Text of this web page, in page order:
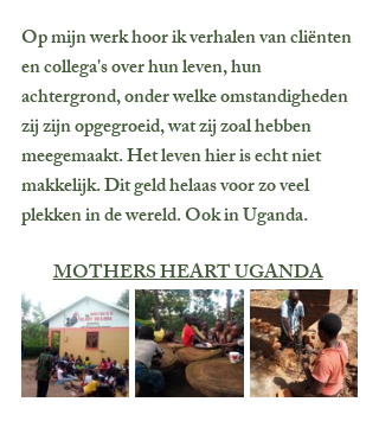
Op mijn werk hoor ik verhalen van cliënten
en collega's over hun leven, hun
achtergrond, onder welke omstandigheden
zij zijn opgegroeid, wat zij zoal hebben
meegemaakt. Het leven hier is echt niet
makkelijk. Dit geld helaas voor zo veel
plekken in de wereld. Ook in Uganda.
MOTHERS HEART UGANDA